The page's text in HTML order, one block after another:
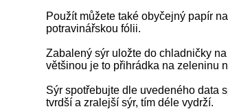
Použít můžete také obyčejný papír
potravinářskou fólii.
Zabalený sýr uložte do chladničky
většinou je to přihrádka na zeleninu
Sýr spotřebujte dle uvedeného data
tvrdší a zralejší sýr, tím déle vydrží.